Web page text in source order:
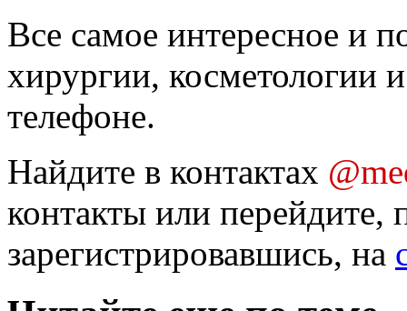
Все самое интересное и
хирургии, косметологии
телефоне.
Найдите в контактах
контакты или перейдите,
зарегистрировавшись, на